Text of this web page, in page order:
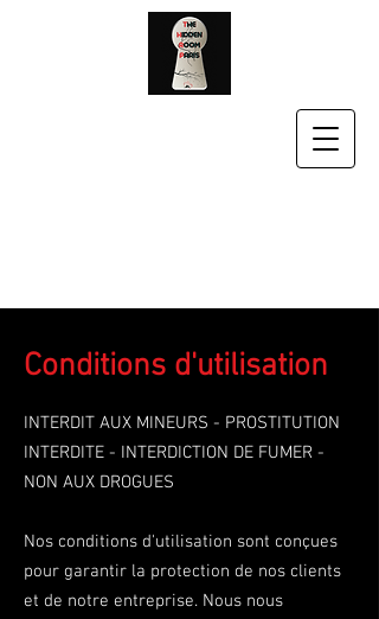
Conditions d'utilisation
INTERDIT AUX MINEURS - PROSTITUTION
INTERDITE - INTERDICTION DE FUMER -
NON AUX DROGUES
Nos conditions d'utilisation sont conçues
pour garantir la protection de nos clients
et de notre entreprise. Nous nous